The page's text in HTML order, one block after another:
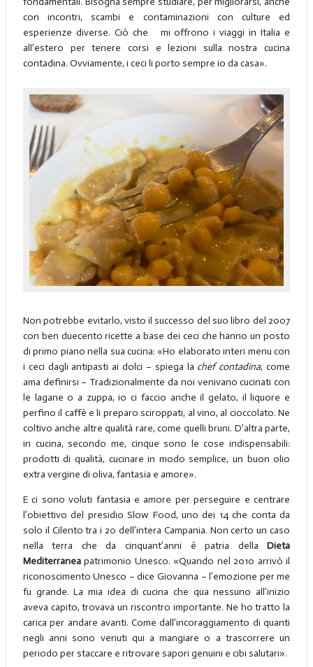
con incontri, scambi e contaminazioni con culture ed
esperienze diverse. Ciò che mi offrono i viaggi in Italia e
all’estero per tenere corsi e lezioni sulla nostra cucina
contadina. Ovviamente, i ceci li porto sempre io da casa».
Non potrebbe evitarlo, visto il successo del suo libro del 2007
con ben duecento ricette a base dei ceci che hanno un posto
di primo piano nella sua cucina: «Ho elaborato interi menu con
i ceci dagli antipasti ai dolci – spiega la chef contadina, come
ama definirsi – Tradizionalmente da noi venivano cucinati con
le lagane o a zuppa, io ci faccio anche il gelato, il liquore e
perfino il caffè e li preparo sciroppati, al vino, al cioccolato. Ne
coltivo anche altre qualità rare, come quelli bruni. D’altra parte,
in cucina, secondo me, cinque sono le cose indispensabili:
prodotti di qualità, cucinare in modo semplice, un buon olio
extra vergine di oliva, fantasia e amore».
E ci sono voluti fantasia e amore per perseguire e centrare
l’obiettivo del presidio Slow Food, uno dei 14 che conta da
solo il Cilento tra i 20 dell’intera Campania. Non certo un caso
nella terra che da cinquant’anni è patria dellaDieta
Mediterraneapatrimonio Unesco. «Quando nel 2010 arrivò il
riconoscimento Unesco – dice Giovanna – l’emozione per me
fu grande. La mia idea di cucina che qua nessuno all’inizio
aveva capito, trovava un riscontro importante. Ne ho tratto la
carica per andare avanti. Come dall’incoraggiamento di quanti
negli anni sono venuti qui a mangiare o a trascorrere un
periodo per staccare e ritrovare sapori genuini e cibi salutari».